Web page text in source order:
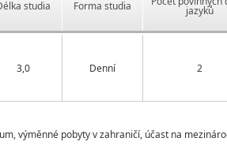
studia Forma studia jazyků
3,0 Denní 2
výměnné pobyty v zahraničí, účast na